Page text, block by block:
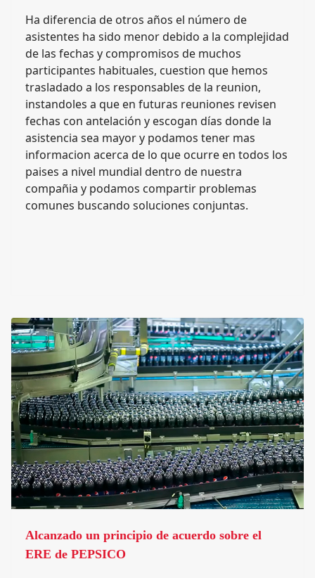
Ha diferencia de otros años el número de
asistentes ha sido menor debido a la complejidad
de las fechas y compromisos de muchos
participantes habituales, cuestion que hemos
trasladado a los responsables de la reunion,
instandoles a que en futuras reuniones revisen
fechas con antelación y escogan días donde la
asistencia sea mayor y podamos tener mas
informacion acerca de lo que ocurre en todos los
paises a nivel mundial dentro de nuestra
compañia y podamos compartir problemas
comunes buscando soluciones conjuntas.
Alcanzado un principio de acuerdo sobre el
ERE de PEPSICO